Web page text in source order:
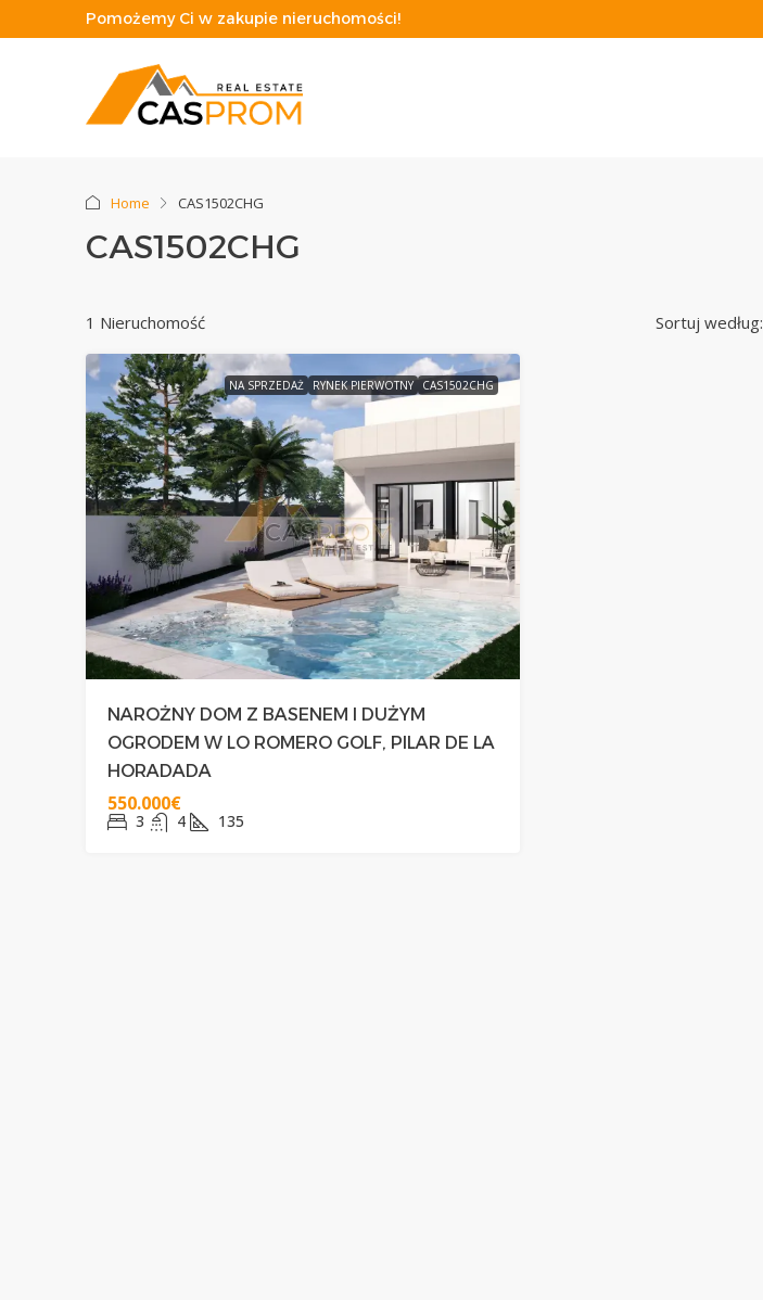
Pomożemy Ci w zakupie nieruchomości!
Home CAS1502CHG
CAS1502CHG
1 Nieruchomość Sortuj według:
NA SPRZEDAŻ RYNEK PIERWOTNY CAS1502CHG
NAROŻNY DOM Z BASENEM I DUŻYM
OGRODEM W LO ROMERO GOLF, PILAR DE LA
HORADADA
550.000€
3 4 135
329.000€
PRZY PLAŻY CABO ROIG